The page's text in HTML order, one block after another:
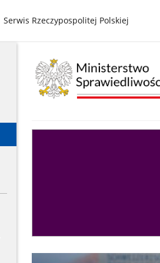
gov.pl
Serwis Rzeczypospolitej Polskiej